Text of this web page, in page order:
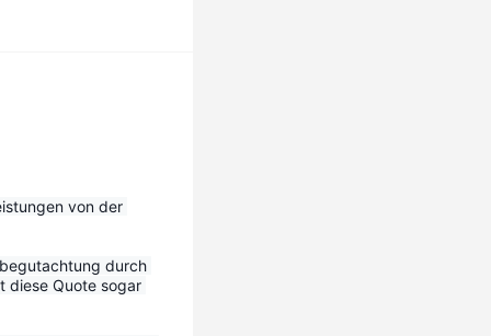
von der
durch
diese Quote sogar